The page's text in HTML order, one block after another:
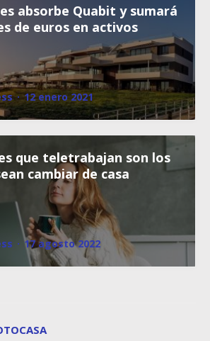
absorbe Quabit y sumará
de euros en activos
· 12 enero 2021
que teletrabajan son los
cambiar de casa
· 17 agosto 2022